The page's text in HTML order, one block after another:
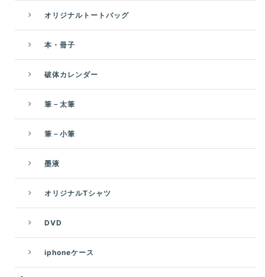
オリジナルトートバッグ
本・冊子
破体カレンダー
筆－太筆
筆－小筆
墨液
オリジナルTシャツ
DVD
iphoneケース